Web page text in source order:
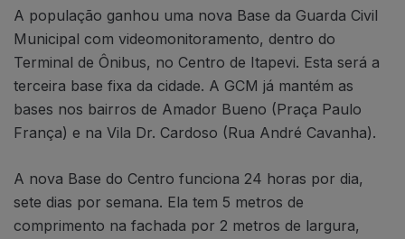
A população ganhou uma nova Base da Guarda Civil
Municipal com videomonitoramento, dentro do
Terminal de Ônibus, no Centro de Itapevi. Esta será a
terceira base fixa da cidade. A GCM já mantém as
bases nos bairros de Amador Bueno (Praça Paulo
França) e na Vila Dr. Cardoso (Rua André Cavanha).
A nova Base do Centro funciona 24 horas por dia,
sete dias por semana. Ela tem 5 metros de
comprimento na fachada por 2 metros de largura,